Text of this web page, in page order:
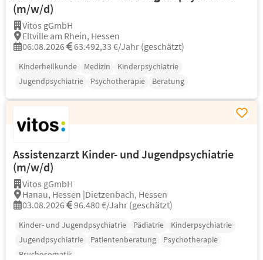
(m/w/d)
Vitos gGmbH
Eltville am Rhein, Hessen
06.08.2026
63.492,33 €/Jahr (geschätzt)
Kinderheilkunde Medizin
Kinderpsychiatrie
Jugendpsychiatrie
Psychotherapie Beratung
Assistenzarzt Kinder- und Jugendpsychiatrie
(m/w/d)
Vitos gGmbH
Hanau, Hessen |Dietzenbach, Hessen
03.08.2026
96.480 €/Jahr (geschätzt)
Kinder- und Jugendpsychiatrie Pädiatrie
Kinderpsychiatrie
Jugendpsychiatrie
Patientenberatung
Psychotherapie
Psychosomatik